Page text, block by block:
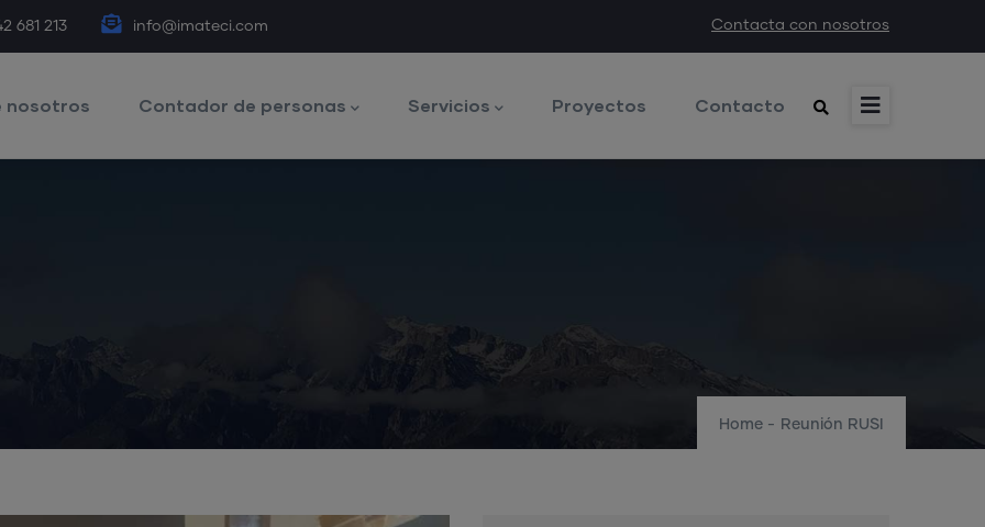
681 213 info@imateci.com Contacta con nosotros
nosotros Contador de personas Servicios Proyectos Contacto
Home - Reunión RUSI